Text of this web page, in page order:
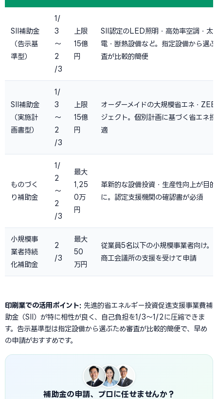
SII補助金
（告示基
準型）
1/
3
〜
2
/3
上限
15億
円
SII認定のLED照明・高効率空調・太
電・断熱設備など。指定設備から選ぶ
査が比較的簡便
SII補助金
（実施計
画書型）
1/
3
〜
2
/3
上限
15億
円
オーダーメイドの大規模省エネ・ZEB
ジェクト。個別計画に基づく省エネ投
適
ものづく
り補助金
1/
2
〜
2
/3
最大
1,25
0万
円
革新的な設備投資・生産性向上が目
に。認定支援機関の確認書が必須
小規模事
業者持続
化補助金
2
/3
最大
50
万円
従業員5名以下の小規模事業者向け。
商工会議所の支援を受けて申請
印刷業での活用ポイント: 先進的省エネルギー投資促進支援事業費補
助金（SII）が特に相性が良く、自己負担を1/3〜1/2に圧縮できま
す。告示基準型は指定設備から選ぶため審査が比較的簡便で、早め
の申請がおすすめです。
補助金の申請、プロに任せませんか？